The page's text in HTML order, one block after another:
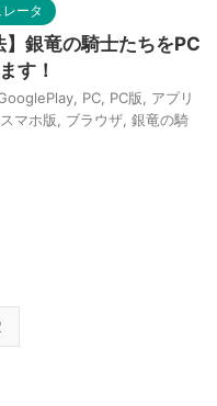
ータ
】銀竜の騎士たちをPC
す！
PC PC版
アプリ
スマホ版 ブラウザ 銀竜の騎